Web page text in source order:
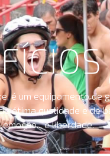
é um equipamento de
ótima qualidade e de
é liberdade.